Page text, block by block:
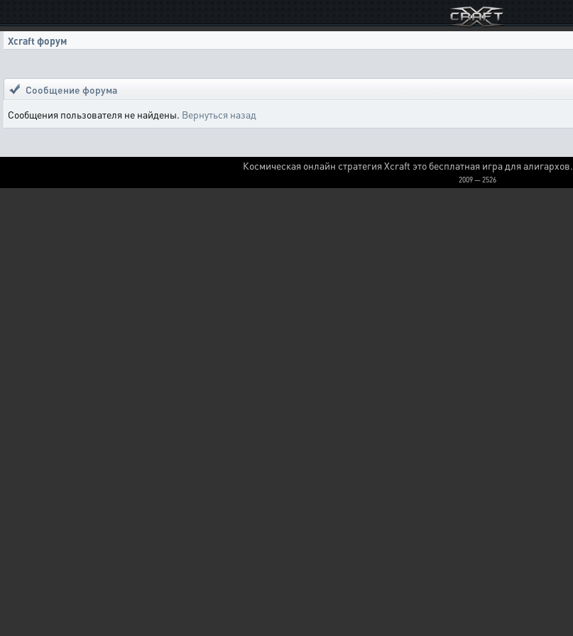
Xcraft форум
Сообщение форума
Сообщения пользователя не найдены. Вернуться назад
Космическая онлайн стратегия Xcraft это бесплатная игра для алигархов.
2009 — 2526